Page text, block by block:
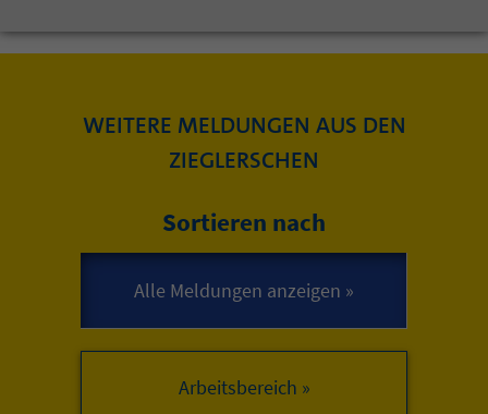
WEITERE MELDUNGEN AUS DEN
ZIEGLERSCHEN
Sortieren nach
Arbeitsbereich »